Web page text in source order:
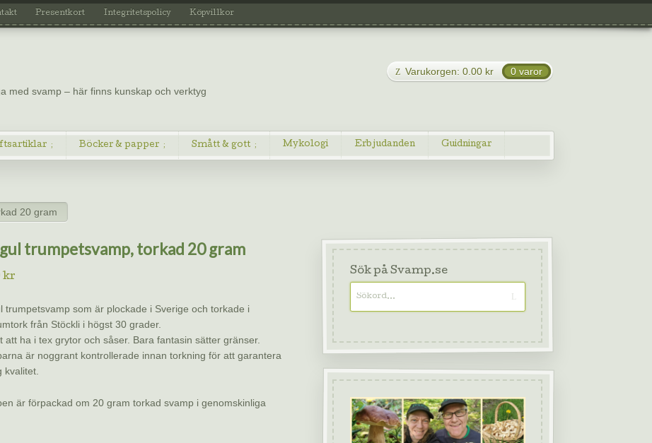
Presentkort Integritetspolicy Köpvillkor
med svamp – här finns kunskap och verktyg
Varukorgen: 0.00 kr 0 varor
Böcker & papper Smått & gott Mykologi Erbjudanden Guidningar
20 gram
trumpetsvamp, torkad 20 gram
kr
trumpetsvamp som är plockade i Sverige och torkade i
från Stöckli i högst 30 grader.
att ha i tex grytor och såser. Bara fantasin sätter gränser.
är noggrant kontrollerade innan torkning för att garantera
kvalitet.
är förpackad om 20 gram torkad svamp i genomskinliga
Sök på Svamp.se